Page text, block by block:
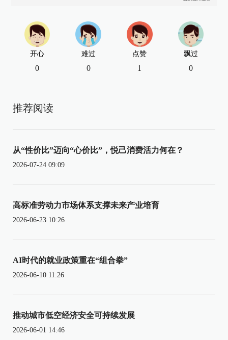
开心
0
难过
0
点赞
1
飘过
0
推荐阅读
从“性价比”迈向“心价比”，悦己消费活力何在？
2026-07-24 09:09
高标准劳动力市场体系支撑未来产业培育
2026-06-23 10:26
AI时代的就业政策重在“组合拳”
2026-06-10 11:26
推动城市低空经济安全可持续发展
2026-06-01 14:46